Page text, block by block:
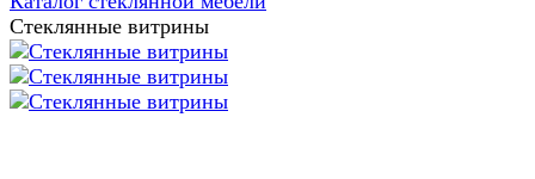
Стеклянные витрины